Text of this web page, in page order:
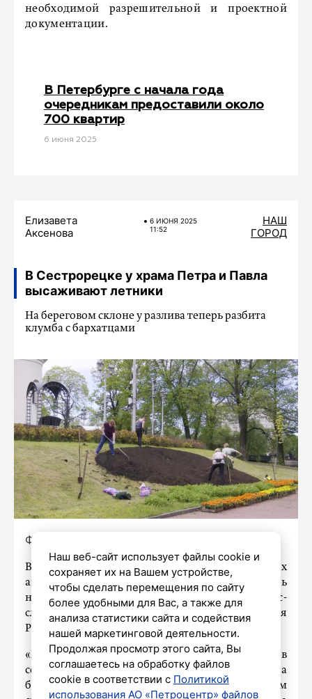
необходимой разрешительной и проектной
документации.
В Петербурге с начала года
очередникам предоставили около
700 квартир
6 июня 2025
Елизавета
Аксенова
6 ИЮНЯ 2025
11:52
НАШ
ГОРОД
В Сестрорецке у храма Петра и Павла
высаживают летники
На береговом склоне у разлива теперь разбита
клумба с бархатцами
Фото:
В Сестрорецке у храма святых первоверховных
апостолов Петра и Павла начали высаживать
нарядные летники, сообщили сегодня в пресс-
службе вице-губернатора Петербурга Евгения
Разумишкина.
«Храм был возведён в 2009 году, – говорится в
сообщении. – Садовники ухаживают за
близлежащей территорией, а на береговом
Наш веб-сайт использует файлы cookie и
сохраняет их на Вашем устройстве,
чтобы сделать перемещения по сайту
более удобными для Вас, а также для
анализа статистики сайта и содействия
нашей маркетинговой деятельности.
Продолжая просмотр этого сайта, Вы
соглашаетесь на обработку файлов
cookie в соответствии с Политикой
использования АО «Петроцентр» файлов